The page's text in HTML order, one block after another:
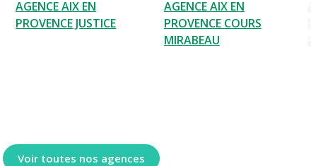
AGENCE AIX EN
PROVENCE JUSTICE
AGENCE AIX EN
PROVENCE COURS
MIRABEAU
Voir toutes nos agences